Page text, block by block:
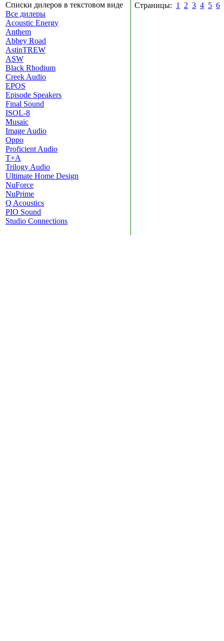
Списки дилеров в текстовом виде
Все дилеры
Acoustic Energy
Anthem
Abbey Road
AstinTREW
ASW
Black Rhodium
Creek Audio
EPOS
Episode Speakers
Final Sound
ISOL-8
Musaic
Image Audio
Oppo
Proficient Audio
T+A
Trilogy Audio
Ultimate Home Design
NuForce
NuPrime
Q Acoustics
PIO Sound
Studio Connections
Страницы: 1 2 3 4 5 6